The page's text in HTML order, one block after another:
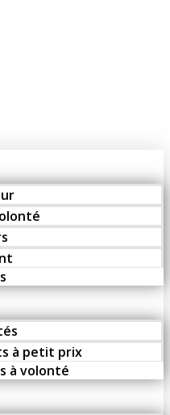
à petit prix
à volonté